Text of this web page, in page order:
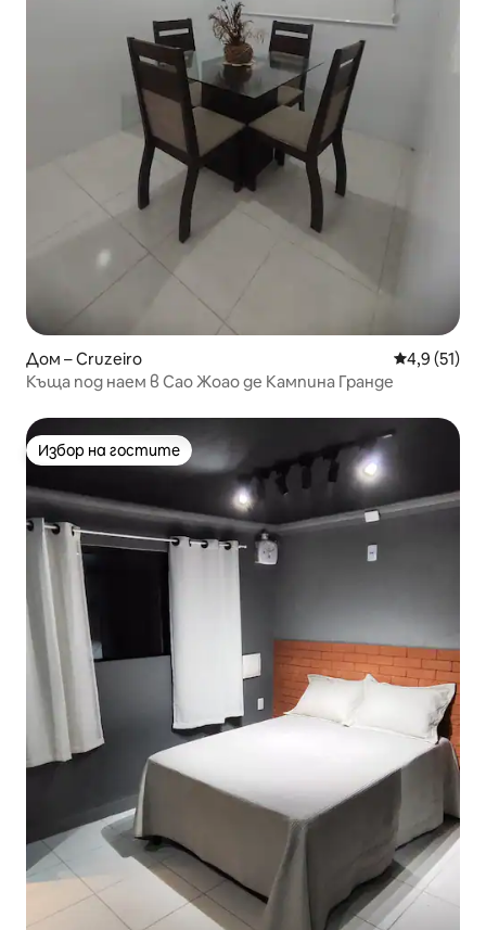
Дом – Cruzeiro Средна
4,9 (51)
Къща под наем в Сао Жоао де Кампина Гранде
Избор на гостите
Избор на гостите